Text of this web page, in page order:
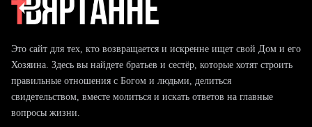
Это сайт для тех, кто возвращается и искренне ищет свой Дом и его
Хозяина. Здесь вы найдете братьев и сестёр, которые хотят строить
правильные отношения с Богом и людьми, делиться
свидетельством, вместе молиться и искать ответов на главные
вопросы жизни.